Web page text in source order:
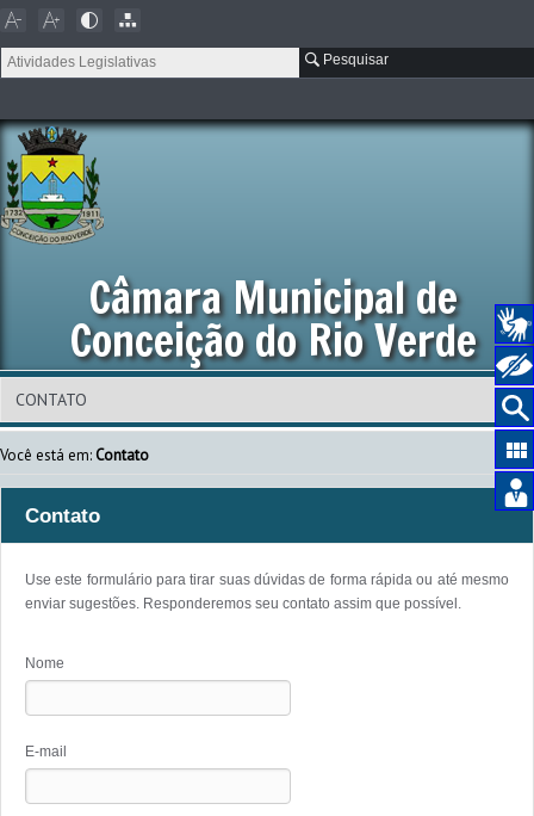
Pesquisar
Câmara Municipal de
Conceição do Rio Verde
Você está em:Contato
Contato
Use este formulário para tirar suas dúvidas de forma rápida ou até mesmo
enviar sugestões. Responderemos seu contato assim que possível.
Nome
E-mail